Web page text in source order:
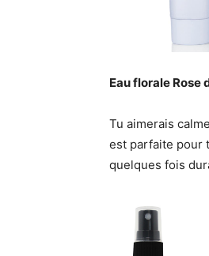
Eau florale Rose
Tu aimerais
est parfaite pour
quelques fois